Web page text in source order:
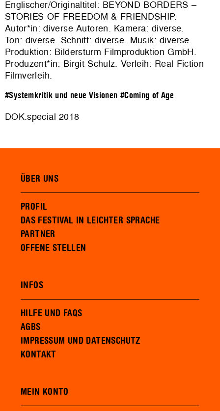
Englischer/Originaltitel: BEYOND BORDERS –
STORIES OF FREEDOM & FRIENDSHIP.
Autor*in: diverse Autoren. Kamera: diverse.
Ton: diverse. Schnitt: diverse. Musik: diverse.
Produktion: Bildersturm Filmproduktion GmbH.
Produzent*in: Birgit Schulz. Verleih: Real Fiction
Filmverleih.
#Systemkritik und neue Visionen #Coming of Age
DOK.special 2018
ÜBER UNS
PROFIL
DAS FESTIVAL IN LEICHTER SPRACHE
PARTNER
OFFENE STELLEN
INFOS
HILFE UND FAQS
AGBS
IMPRESSUM UND DATENSCHUTZ
KONTAKT
MEIN KONTO